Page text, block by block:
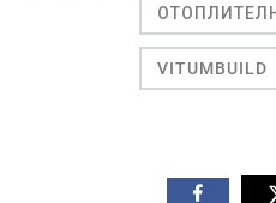
VITUMBUILD